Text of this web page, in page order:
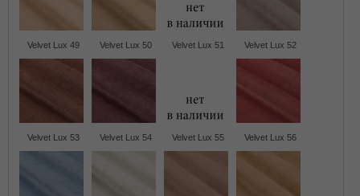
Velvet Lux 49 Velvet Lux 50 Velvet Lux 51 Velvet Lux 52
Velvet Lux 53 Velvet Lux 54 Velvet Lux 55 Velvet Lux 56